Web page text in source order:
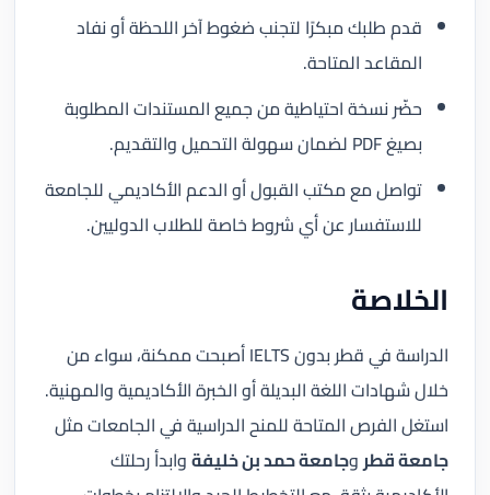
قدم طلبك مبكرًا لتجنب ضغوط آخر اللحظة أو نفاد
المقاعد المتاحة.
حضّر نسخة احتياطية من جميع المستندات المطلوبة
بصيغ PDF لضمان سهولة التحميل والتقديم.
تواصل مع مكتب القبول أو الدعم الأكاديمي للجامعة
للاستفسار عن أي شروط خاصة للطلاب الدوليين.
الخلاصة
الدراسة في قطر بدون IELTS أصبحت ممكنة، سواء من
خلال شهادات اللغة البديلة أو الخبرة الأكاديمية والمهنية.
استغل الفرص المتاحة للمنح الدراسية في الجامعات مثل
جامعة قطروجامعة حمد بن خليفةوابدأ رحلتك